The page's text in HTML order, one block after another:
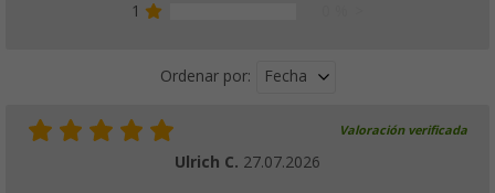
1
Ordenar por: Fecha
Valoración verificada
Ulrich C. 27.07.2026